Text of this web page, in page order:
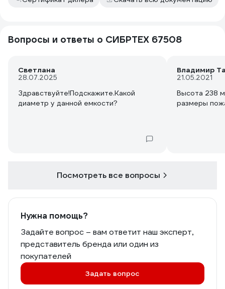
Вопросы и ответы о СИБРТЕХ 67508
Светлана
28.07.2025
Здравствуйте!Подскажите.Какой
диаметр у данной емкости?
Владимир
21.05.2021
Высота 238
размеры
Посмотреть все вопросы
Нужна помощь?
Задайте вопрос – вам ответит наш эксперт,
представитель бренда или один из
покупателей
Задать вопрос